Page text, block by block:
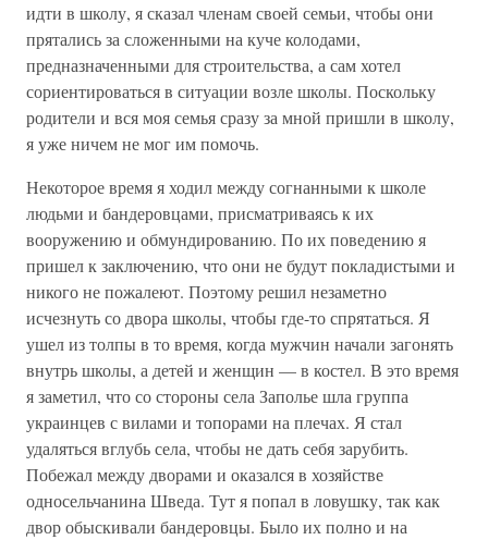
идти в школу, я сказал членам своей семьи, чтобы они
прятались за сложенными на куче колодами,
предназначенными для строительства, а сам хотел
сориентироваться в ситуации возле школы. Поскольку
родители и вся моя семья сразу за мной пришли в школу,
я уже ничем не мог им помочь.
Некоторое время я ходил между согнанными к школе
людьми и бандеровцами, присматриваясь к их
вооружению и обмундированию. По их поведению я
пришел к заключению, что они не будут покладистыми и
никого не пожалеют. Поэтому решил незаметно
исчезнуть со двора школы, чтобы где-то спрятаться. Я
ушел из толпы в то время, когда мужчин начали загонять
внутрь школы, а детей и женщин — в костел. В это время
я заметил, что со стороны села Заполье шла группа
украинцев с вилами и топорами на плечах. Я стал
удаляться вглубь села, чтобы не дать себя зарубить.
Побежал между дворами и оказался в хозяйстве
односельчанина Шведа. Тут я попал в ловушку, так как
двор обыскивали бандеровцы. Было их полно и на